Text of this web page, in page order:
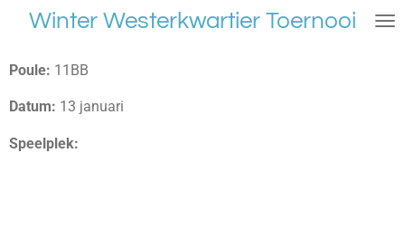
naar
hoofdinhoud
Winter Westerkwartier Toernooi
Poule: 11BB
Datum: 13 januari
Speelplek: